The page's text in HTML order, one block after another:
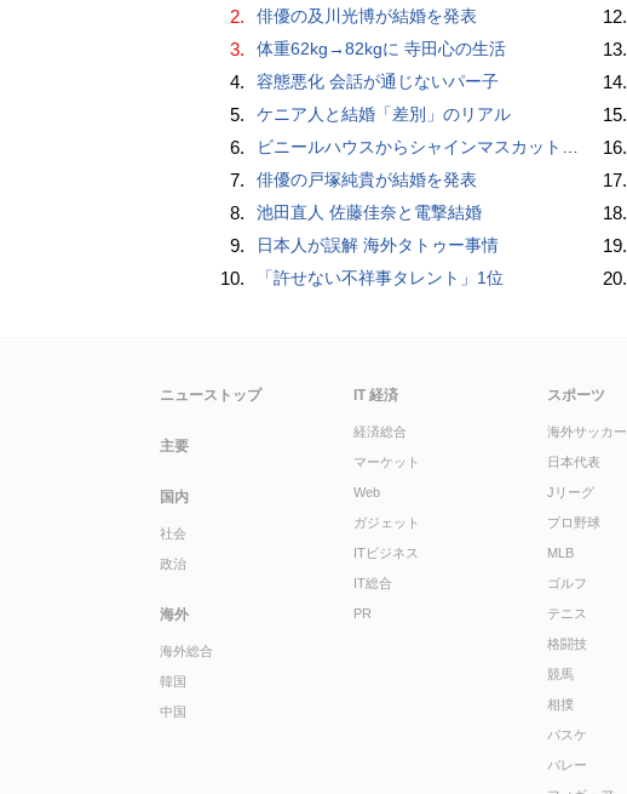
2. 俳優の及川光博が結婚を発表
3. 体重62kg→82kgに 寺田心の生活
4. 容態悪化 会話が通じないパー子
5. ケニア人と結婚「差別」のリアル
6. ビニールハウスからシャインマスカット約200房を盗んだ疑い ネットで販売か 無職の男（42）逮捕 岡山県警
7. 俳優の戸塚純貴が結婚を発表
8. 池田直人 佐藤佳奈と電撃結婚
9. 日本人が誤解 海外タトゥー事情
10. 「許せない不祥事タレント」1位
12.
13.
14.
15.
16.
17.
18.
19.
20.
ニューストップ
主要
国内
社会
政治
海外
海外総合
韓国
中国
IT 経済
経済総合
マーケット
Web
ガジェット
ITビジネス
IT総合
PR
スポーツ
海外サッカー
日本代表
Jリーグ
プロ野球
MLB
ゴルフ
テニス
格闘技
競馬
相撲
バスケ
バレー